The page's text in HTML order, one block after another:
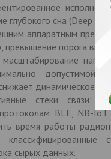
глубокого сна (Deep
аппаратным
превышение порога
допустимой
динамическое
стеки связи:
BLE, NB-
время работы
сырых данных.